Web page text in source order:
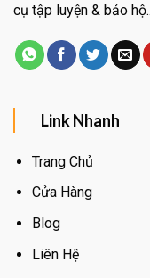
cụ tập luyện & bảo
Link Nhanh
Trang Chủ
Cửa Hàng
Blog
Liên Hệ